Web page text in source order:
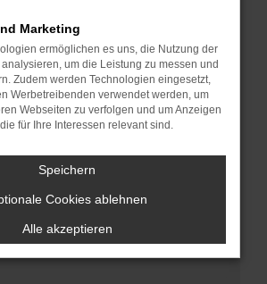
auf dem neuesten Stand
birgt nicht nur ein
sondern kann auch dazu
bestimmte Funktionen nicht mehr
an den Webseitenbetreiber.
oben genannten Schritte versucht
uns bitte. Wir werden
Problem zu beheben. Du kannst
schicken, um uns bei der
Marketing
ermöglichen es uns, die Nutzung der
um die Leistung zu messen und
Zudem werden Technologien eingesetzt,
Werbetreibenden verwendet werden, um
Webseiten zu verfolgen und um Anzeigen
für Ihre Interessen relevant sind.
Speichern
Cookies ablehnen
Alle akzeptieren